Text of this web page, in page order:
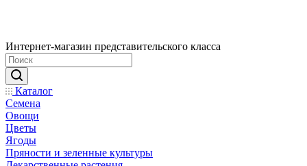
Интернет-магазин представительского класса
Каталог
Семена
Овощи
Цветы
Ягоды
Пряности и зеленные культуры